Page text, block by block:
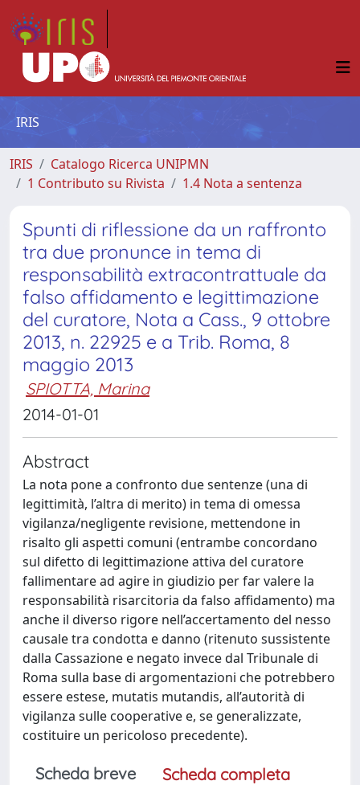
IRIS
IRIS
Catalogo Ricerca UNIPMN
1 Contributo su Rivista
1.4 Nota a sentenza
Spunti di riflessione da un raffronto
tra due pronunce in tema di
responsabilità extracontrattuale da
falso affidamento e legittimazione
del curatore, Nota a Cass., 9 ottobre
2013, n. 22925 e a Trib. Roma, 8
maggio 2013
SPIOTTA, Marina
2014-01-01
Abstract
La nota pone a confronto due sentenze (una di
legittimità, l’altra di merito) in tema di omessa
vigilanza/negligente revisione, mettendone in
risalto gli aspetti comuni (entrambe concordano
sul difetto di legittimazione attiva del curatore
fallimentare ad agire in giudizio per far valere la
responsabilità risarcitoria da falso affidamento) ma
anche il diverso rigore nell’accertamento del nesso
causale tra condotta e danno (ritenuto sussistente
dalla Cassazione e negato invece dal Tribunale di
Roma sulla base di argomentazioni che potrebbero
essere estese, mutatis mutandis, all’autorità di
vigilanza sulle cooperative e, se generalizzate,
costituire un pericoloso precedente).
Scheda breve
Scheda completa